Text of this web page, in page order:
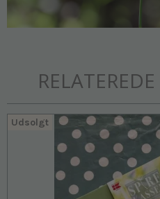
Udsolgt